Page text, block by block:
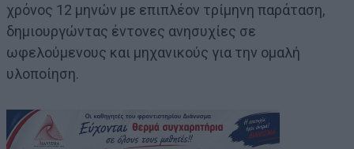
χρόνος 12 μηνών με επιπλέον τρίμηνη παράταση,
δημιουργώντας έντονες ανησυχίες σε
ωφελούμενους και μηχανικούς για την ομαλή
υλοποίηση.